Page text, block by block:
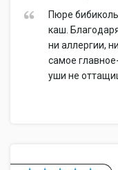
Пюре
каш.
ни аллергии,
самое
уши не